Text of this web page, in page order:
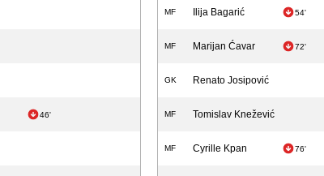
46'
MF Ilija Bagarić 54'
MF Marijan Ćavar 72'
GK Renato Josipović
MF Tomislav Knežević
MF Cyrille Kpan 76'